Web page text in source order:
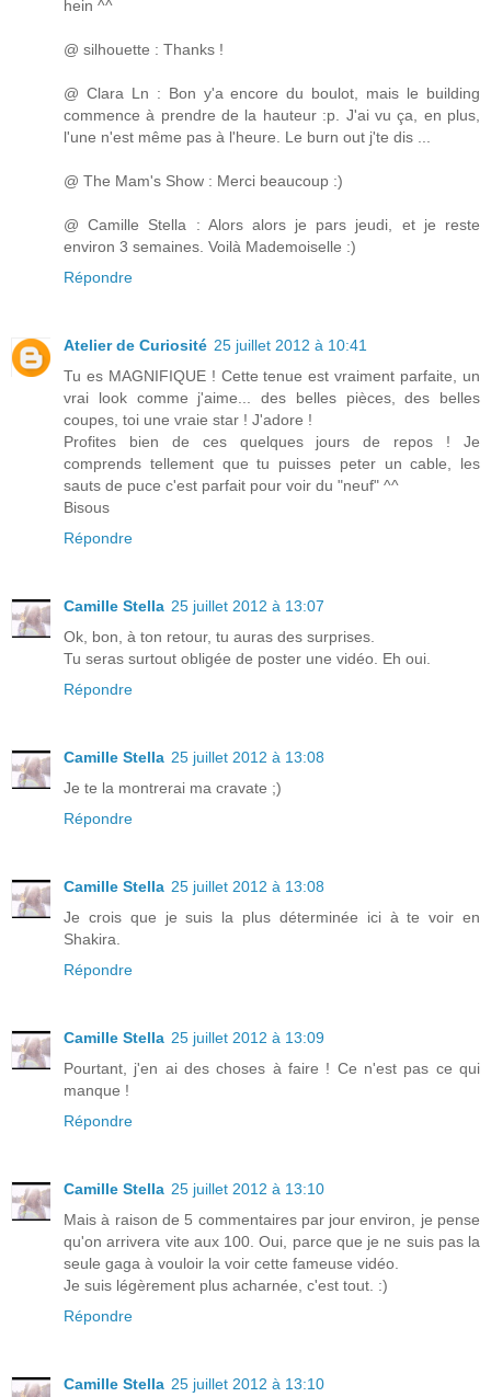
hein ^^
@ silhouette : Thanks !
@ Clara Ln : Bon y'a encore du boulot, mais le building
commence à prendre de la hauteur :p. J'ai vu ça, en plus,
l'une n'est même pas à l'heure. Le burn out j'te dis ...
@ The Mam's Show : Merci beaucoup :)
@ Camille Stella : Alors alors je pars jeudi, et je reste
environ 3 semaines. Voilà Mademoiselle :)
Répondre
Atelier de Curiosité 25 juillet 2012 à 10:41
Tu es MAGNIFIQUE ! Cette tenue est vraiment parfaite, un
vrai look comme j'aime... des belles pièces, des belles
coupes, toi une vraie star ! J'adore !
Profites bien de ces quelques jours de repos ! Je
comprends tellement que tu puisses peter un cable, les
sauts de puce c'est parfait pour voir du "neuf" ^^
Bisous
Répondre
Camille Stella 25 juillet 2012 à 13:07
Ok, bon, à ton retour, tu auras des surprises.
Tu seras surtout obligée de poster une vidéo. Eh oui.
Répondre
Camille Stella 25 juillet 2012 à 13:08
Je te la montrerai ma cravate ;)
Répondre
Camille Stella 25 juillet 2012 à 13:08
Je crois que je suis la plus déterminée ici à te voir en
Shakira.
Répondre
Camille Stella 25 juillet 2012 à 13:09
Pourtant, j'en ai des choses à faire ! Ce n'est pas ce qui
manque !
Répondre
Camille Stella 25 juillet 2012 à 13:10
Mais à raison de 5 commentaires par jour environ, je pense
qu'on arrivera vite aux 100. Oui, parce que je ne suis pas la
seule gaga à vouloir la voir cette fameuse vidéo.
Je suis légèrement plus acharnée, c'est tout. :)
Répondre
Camille Stella 25 juillet 2012 à 13:10